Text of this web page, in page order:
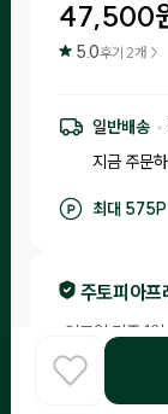
47,500
5.0후기 2개 >
일반배송
지금 주문
최대 575
주토피아프
입고일 기준 1
• 소비기한이 20
덤으로 배송해
홈